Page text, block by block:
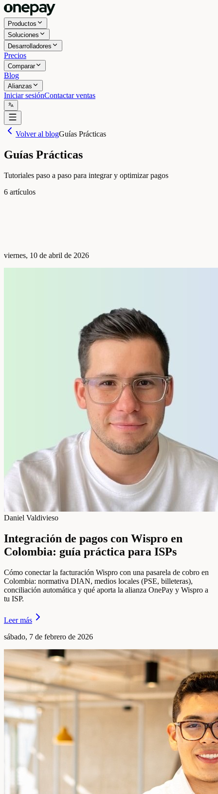
Productos
Soluciones
Desarrolladores
Precios
Comparar
Blog
Alianzas
Iniciar sesiónContactar ventas
Volver al blogGuías Prácticas
Guías Prácticas
Tutoriales paso a paso para integrar y optimizar pagos
6 artículos
viernes, 10 de abril de 2026
Daniel Valdivieso
Integración de pagos con Wispro en
Colombia: guía práctica para ISPs
Cómo conectar la facturación Wispro con una pasarela de cobro en
Colombia: normativa DIAN, medios locales (PSE, billeteras),
conciliación automática y qué aporta la alianza OnePay y Wispro a
tu ISP.
Leer más
sábado, 7 de febrero de 2026